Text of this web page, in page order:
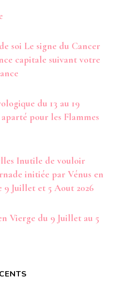
soi Le signe du Cancer
capitale suivant votre
du 13 au 19
pour les Flammes
Inutile de vouloir
initiée par Vénus en
Juillet et 5 Aout 2026
Vierge du 9 Juillet au 5